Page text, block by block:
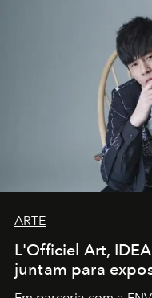
ARTE
L'Officiel Art,
juntam para